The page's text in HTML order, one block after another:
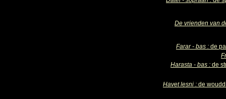
De vrienden van
Farar - bas : de
Harasta - bas : de
Havet lesni : de